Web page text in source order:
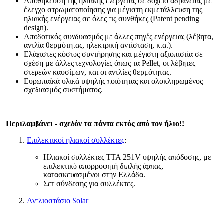
έλεγχο στρωματοποίησης για μέγιστη εκμετάλλευση της
ηλιακής ενέργειας σε όλες τις συνθήκες (Patent pending
design).
Αποδοτικός συνδυασμός με άλλες πηγές ενέργειας (λέβητα,
αντλία θερμότητας, ηλεκτρική αντίσταση, κ.α.).
Ελάχιστες κόστος συντήρησης και μέγιστη αξιοπιστία σε
σχέση με άλλες τεχνολογίες όπως τα Pellet, οι λέβητες
στερεών καυσίμων, και οι αντλίες θερμότητας.
Ευρωπαϊκά υλικά υψηλής ποιότητας και ολοκληρωμένος
σχεδιασμός συστήματος.
Περιλαμβάνει - σχεδόν τα πάντα εκτός από τον ήλιο!!
1. Επιλεκτικοί ηλιακοί συλλέκτες:
Ηλιακοί συλλέκτες TTA 251V υψηλής απόδοσης, με
επιλεκτικό απορροφητή διπλής άρπας,
κατασκευασμένοι στην Ελλάδα.
Σετ σύνδεσης για συλλέκτες.
2. Αντλιοστάσιο Solar